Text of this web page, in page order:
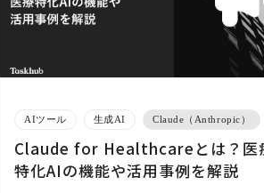
AIツール 生成AI Claude（Anthropic）
Claude for Healthcareとは？医
特化AIの機能や活用事例を解説